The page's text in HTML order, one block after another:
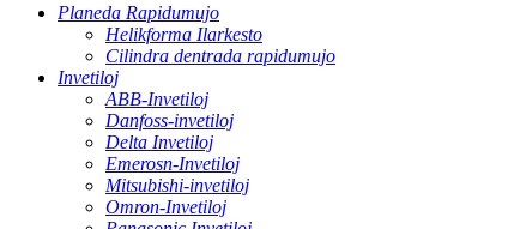
Planeda Rapidumujo
Helikforma Ilarkesto
Cilindra dentrada rapidumujo
Invetiloj
ABB-Invetiloj
Danfoss-invetiloj
Delta Invetiloj
Emerosn-Invetiloj
Mitsubishi-invetiloj
Omron-Invetiloj